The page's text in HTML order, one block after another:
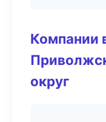
Компании
округ